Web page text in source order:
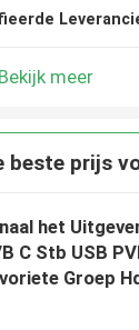
Bekijk meer
beste prijs
het
C Stb USB
Groep